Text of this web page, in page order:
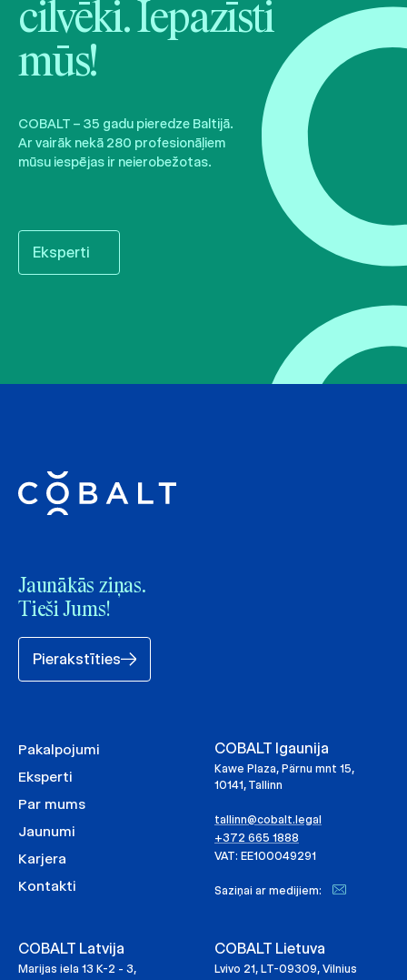
cilvēki. Iepazīsti
mūs!
COBALT – 35 gadu pieredze Baltijā.
Ar vairāk nekā 280 profesionāļiem
mūsu iespējas ir neierobežotas.
Eksperti
Jaunākās ziņas.
Tieši Jums!
Pierakstīties
Pakalpojumi
Eksperti
Par mums
Jaunumi
Karjera
Kontakti
COBALT Igaunija
Kawe Plaza, Pärnu mnt 15,
10141, Tallinn
tallinn@cobalt.legal
+372 665 1888
VAT: EE100049291
Saziņai ar medijiem:
COBALT Latvija
Marijas iela 13 K-2 - 3,
COBALT Lietuva
Lvivo 21, LT-09309, Vilnius